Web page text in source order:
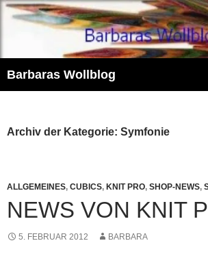
Zum
Inhalt
Barbaras Wollblog
Archiv der Kategorie: Symfonie
ALLGEMEINES, CUBICS, KNIT PRO, SHOP-NEWS,
NEWS VON KNIT
5. FEBRUAR 2012 BARBARA